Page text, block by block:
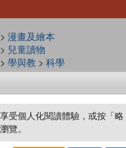
漫畫及繪本
兒童讀物
學與教 > 科學
Scientists
Is Not A
受個人化閱讀體驗，或按「略
覽。